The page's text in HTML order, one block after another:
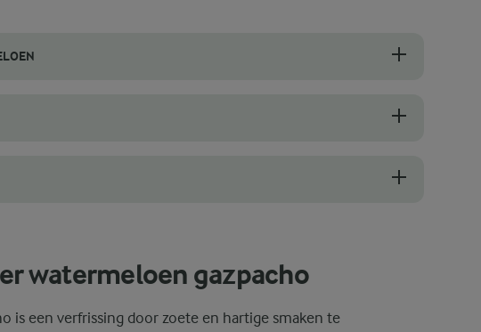
watermeloen gazpacho
is een verfrissing door zoete en hartige smaken te